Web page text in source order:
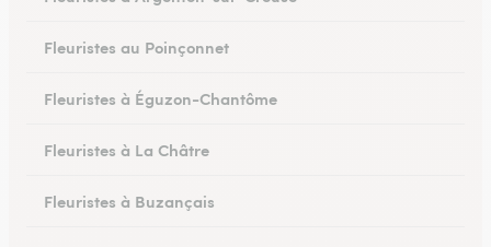
Fleuristes au Poinçonnet
Fleuristes à Éguzon-Chantôme
Fleuristes à La Châtre
Fleuristes à Buzançais